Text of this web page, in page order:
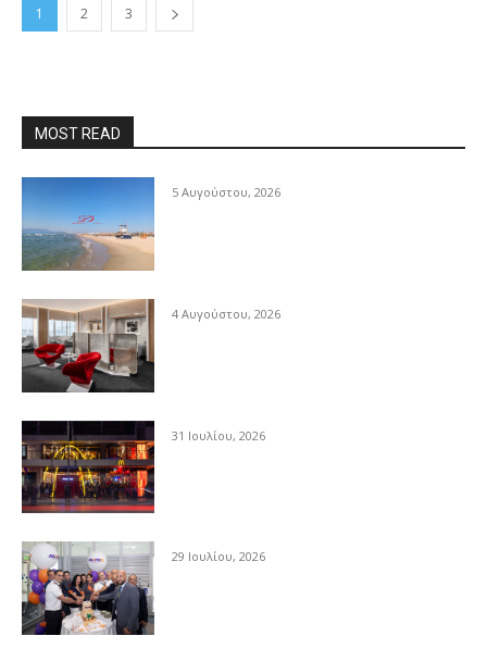
1 2 3
MOST READ
5 Αυγούστου, 2026
4 Αυγούστου, 2026
31 Ιουλίου, 2026
29 Ιουλίου, 2026